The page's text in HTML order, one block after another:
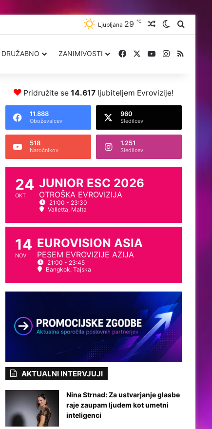
Ljubljana 29℃ Naključna
Zamenjaj
ZANIMIVOSTI FacebookYouTubeInstagram
Pridružite se14.617 ljubiteljem Evrovizije!
11.888
Oboževalcev
960
Sledilcev
518
Naročnikov
1.251
Sledilcev
24
OKT
JUNIOR ESC 2026
OTROŠKA EVROVIZIJA
21:00 - 23:30
Valletta, Malta
14
NOV
EUROVISION ASIA
PESEM EVROVIZIJE AZIJA
21:00 - 23:45
Bangkok, Tajska
AKTUALNI INTERVJUJI
Nina Strnad: Za ustvarjanje glasbe
raje zaupam ljudem kot umetni
inteligenci